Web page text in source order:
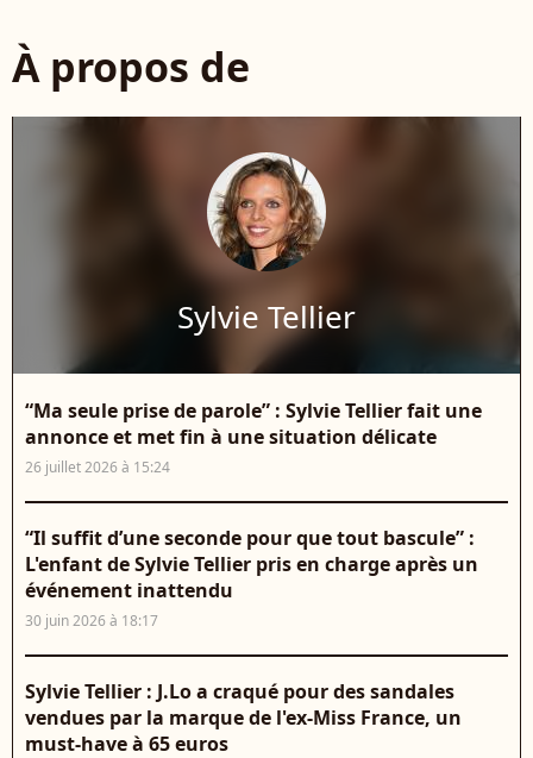
À propos de
Sylvie Tellier
“Ma seule prise de parole” : Sylvie Tellier fait une
annonce et met fin à une situation délicate
26 juillet 2026 à 15:24
“Il suffit d’une seconde pour que tout bascule” :
L'enfant de Sylvie Tellier pris en charge après un
événement inattendu
30 juin 2026 à 18:17
Sylvie Tellier : J.Lo a craqué pour des sandales
vendues par la marque de l'ex-Miss France, un
must-have à 65 euros